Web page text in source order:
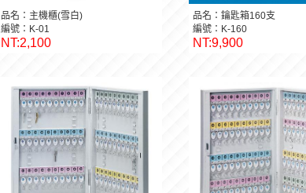
品名：主機櫃(雪白)
編號：K-01
NT:2,100
品名：鑰匙箱160支
編號：K-160
NT:9,900